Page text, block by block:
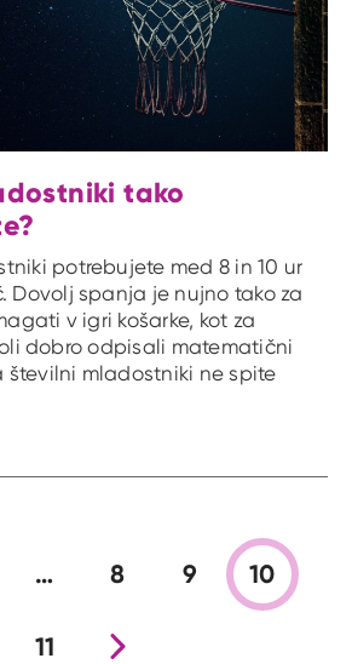
tako
potrebujete med 8 in 10 ur
Dovolj spanja je nujno tako za
v igri košarke, kot za
dobro odpisali matematični
številni mladostniki ne spite
… 8 9 10
11Nova stran